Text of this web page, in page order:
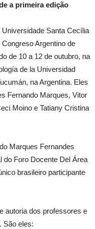
a primeira edição
Santa Cecília
Argentino de
de 10 a 12 de outubro, na
de la Universidad
na Argentina. Eles
Fernando Marques, Vitor
Moino e Tatiany Cristina
Marques Fernandes
do Foro Docente Del Área
brasileiro participante
autoria dos professores e
São eles: